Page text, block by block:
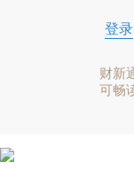
登录
财新
可畅